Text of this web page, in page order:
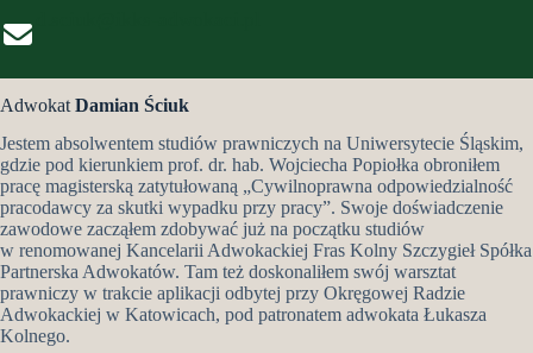
Adwokat Damian Ściuk
Jestem absolwentem studiów prawniczych na Uniwersytecie Śląskim,
gdzie pod kierunkiem prof. dr. hab. Wojciecha Popiołka obroniłem
pracę magisterską zatytułowaną „Cywilnoprawna odpowiedzialność
pracodawcy za skutki wypadku przy pracy”. Swoje doświadczenie
zawodowe zacząłem zdobywać już na początku studiów
w renomowanej Kancelarii Adwokackiej Fras Kolny Szczygieł Spółka
Partnerska Adwokatów. Tam też doskonaliłem swój warsztat
prawniczy w trakcie aplikacji odbytej przy Okręgowej Radzie
Adwokackiej w Katowicach, pod patronatem adwokata Łukasza
Kolnego.